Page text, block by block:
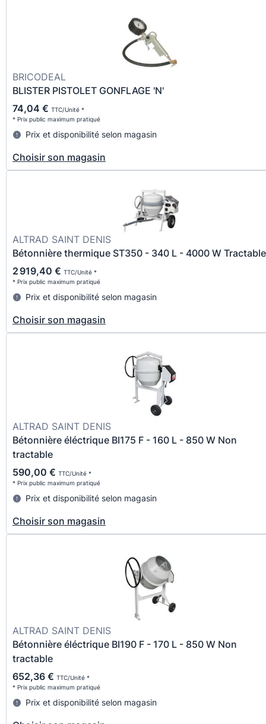
BRICODEAL
BLISTER PISTOLET GONFLAGE 'N'
74,04 € TTC/Unité *
* Prix public maximum pratiqué
Prix et disponibilité selon magasin
Choisir son magasin
ALTRAD SAINT DENIS
Bétonnière thermique ST350 - 340 L - 4000 W Tractable
2 919,40 € TTC/Unité *
* Prix public maximum pratiqué
Prix et disponibilité selon magasin
Choisir son magasin
ALTRAD SAINT DENIS
Bétonnière éléctrique BI175 F - 160 L - 850 W Non
tractable
590,00 € TTC/Unité *
* Prix public maximum pratiqué
Prix et disponibilité selon magasin
Choisir son magasin
ALTRAD SAINT DENIS
Bétonnière éléctrique BI190 F - 170 L - 850 W Non
tractable
652,36 € TTC/Unité *
* Prix public maximum pratiqué
Prix et disponibilité selon magasin